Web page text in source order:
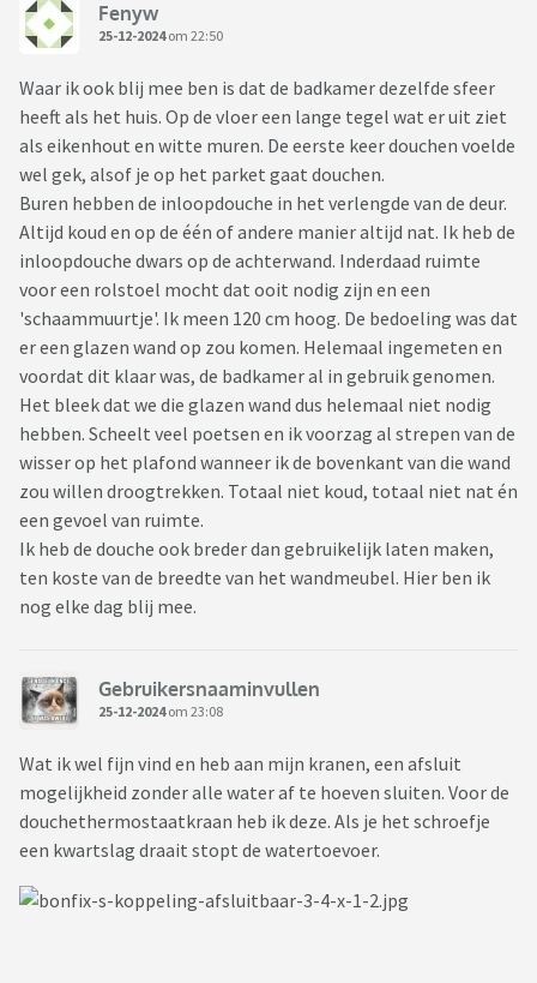
Fenyw
25-12-2024om 22:50
Waar ik ook blij mee ben is dat de badkamer dezelfde sfeer
heeft als het huis. Op de vloer een lange tegel wat er uit ziet
als eikenhout en witte muren. De eerste keer douchen voelde
wel gek, alsof je op het parket gaat douchen.
Buren hebben de inloopdouche in het verlengde van de deur.
Altijd koud en op de één of andere manier altijd nat. Ik heb de
inloopdouche dwars op de achterwand. Inderdaad ruimte
voor een rolstoel mocht dat ooit nodig zijn en een
'schaammuurtje'. Ik meen 120 cm hoog. De bedoeling was dat
er een glazen wand op zou komen. Helemaal ingemeten en
voordat dit klaar was, de badkamer al in gebruik genomen.
Het bleek dat we die glazen wand dus helemaal niet nodig
hebben. Scheelt veel poetsen en ik voorzag al strepen van de
wisser op het plafond wanneer ik de bovenkant van die wand
zou willen droogtrekken. Totaal niet koud, totaal niet nat én
een gevoel van ruimte.
Ik heb de douche ook breder dan gebruikelijk laten maken,
ten koste van de breedte van het wandmeubel. Hier ben ik
nog elke dag blij mee.
Gebruikersnaaminvullen
25-12-2024om 23:08
Wat ik wel fijn vind en heb aan mijn kranen, een afsluit
mogelijkheid zonder alle water af te hoeven sluiten. Voor de
douchethermostaatkraan heb ik deze. Als je het schroefje
een kwartslag draait stopt de watertoevoer.